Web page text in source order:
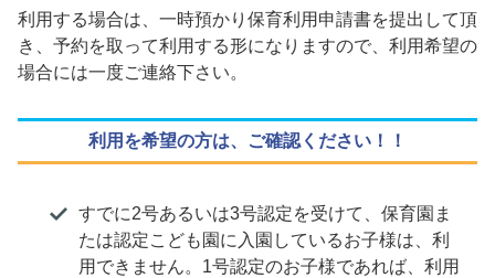
利用する場合は、一時預かり保育利用申請書を提出して頂
き、予約を取って利用する形になりますので、利用希望の
場合には一度ご連絡下さい。
利用を希望の方は、ご確認ください！！
すでに2号あるいは3号認定を受けて、保育園ま
たは認定こども園に入園しているお子様は、利
用できません。1号認定のお子様であれば、利用